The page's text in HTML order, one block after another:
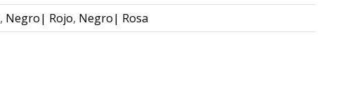
, Negro| Rojo, Negro| Rosa